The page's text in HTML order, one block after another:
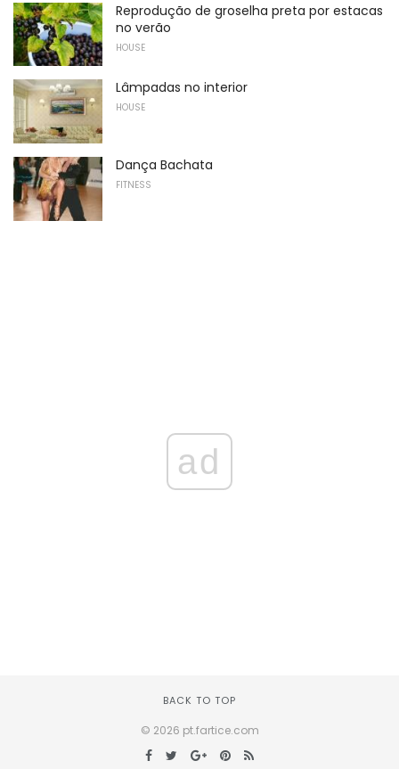
Reprodução de groselha preta por estacas
no verão
HOUSE
Lâmpadas no interior
HOUSE
Dança Bachata
FITNESS
ad
BACK TO TOP
© 2026 pt.fartice.com